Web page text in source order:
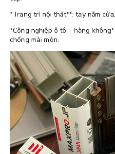
*Trang trí nội thất**: tay nắm
*Công nghiệp ô tô – hàng
chống mài mòn.